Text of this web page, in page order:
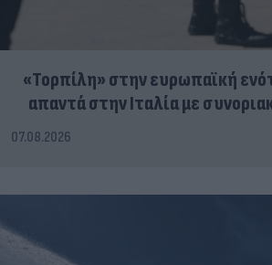
«Τορπίλη» στην ευρωπαϊκή
απαντά στην Ιταλία με
07.08.2026